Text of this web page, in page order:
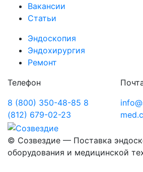
Вакансии
Статьи
Эндоскопия
Эндохирургия
Ремонт
Телефон
8 (800) 350-48-85 8
(812) 679-02-23
© Созвездие — Поставка
оборудования и медицинской